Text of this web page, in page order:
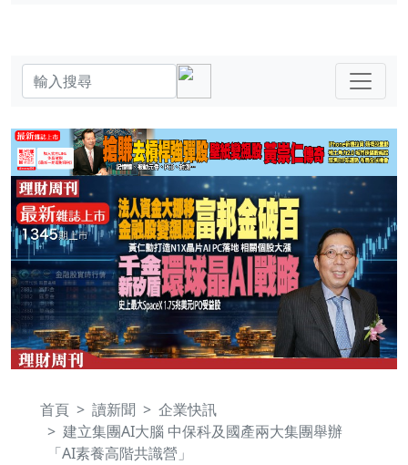
首頁 讀新聞
企業快訊
建立集團AI大腦 中保科及國產兩大集團舉辦
「AI素養高階共識營」